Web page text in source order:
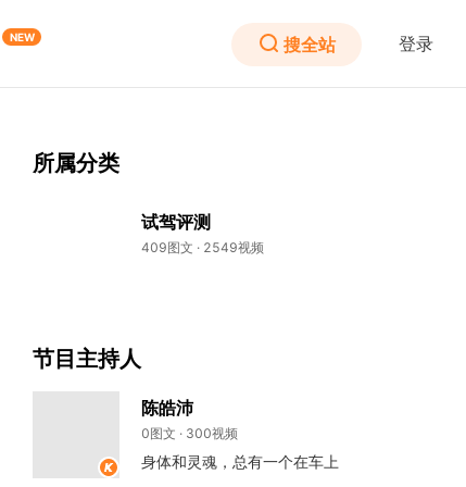
搜全站 登录
所属分类
试驾评测
409图文 · 2549视频
节目主持人
陈皓沛
0图文 · 300视频
身体和灵魂，总有一个在车上